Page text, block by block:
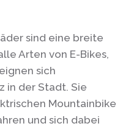
sind eine breite
Arten von E-Bikes,
sich
in der Stadt. Sie
Mountainbike
und sich dabei